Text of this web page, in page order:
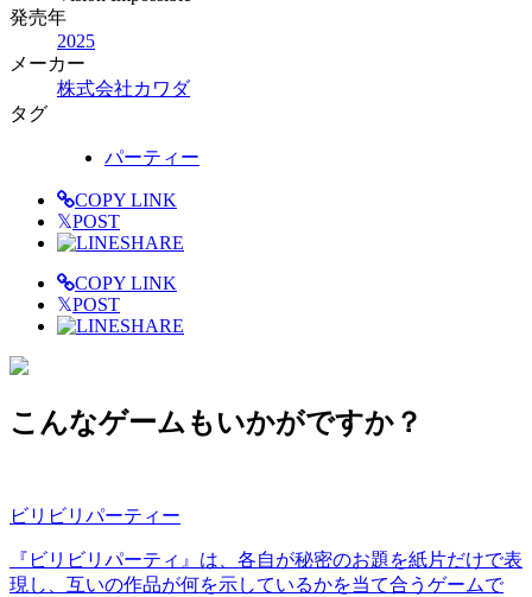
発売年
2025
メーカー
株式会社カワダ
タグ
パーティー
COPY LINK
𝕏POST
SHARE
COPY LINK
𝕏POST
SHARE
こんなゲームもいかがですか？
ビリビリパーティー
『ビリビリパーティ』は、各自が秘密のお題を紙片だけで表
現し、互いの作品が何を示しているかを当て合うゲームで